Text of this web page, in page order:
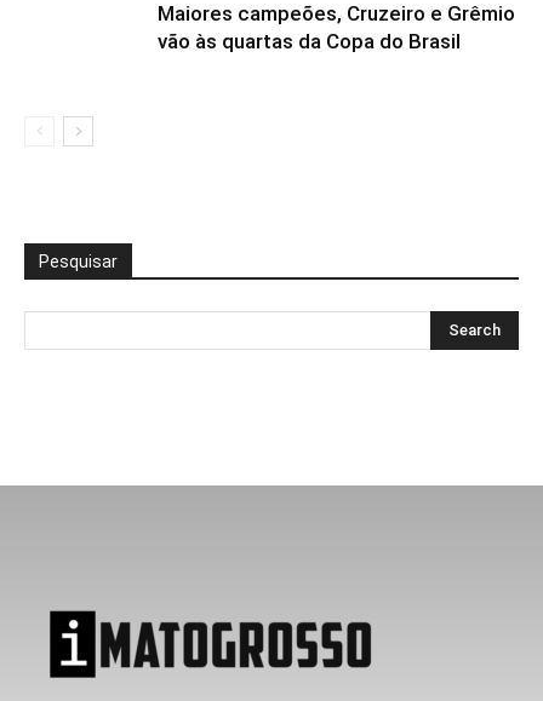
Maiores campeões, Cruzeiro e Grêmio
vão às quartas da Copa do Brasil
Pesquisar